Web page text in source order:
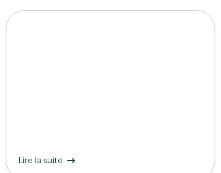
Lire la suite